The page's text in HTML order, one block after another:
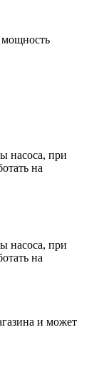
насоса, при
на
насоса, при
на
и может